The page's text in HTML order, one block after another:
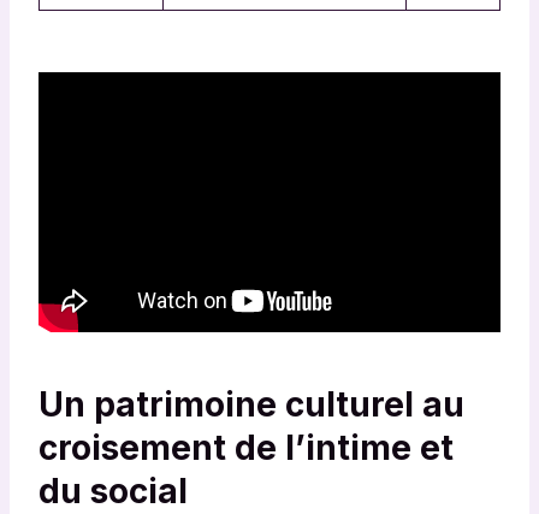
Un patrimoine culturel au
croisement de l’intime et
du social